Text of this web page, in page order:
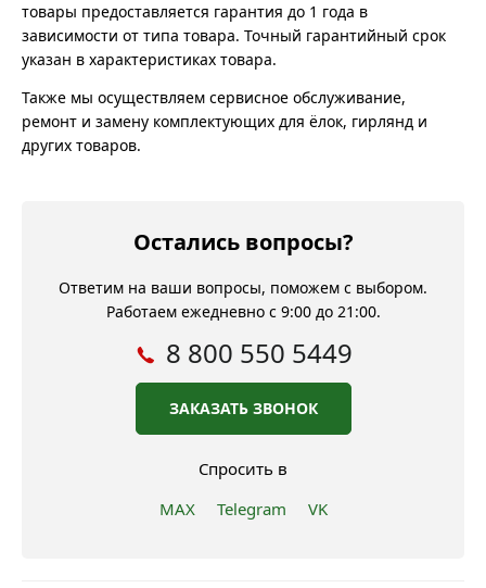
товары предоставляется гарантия до 1 года в
зависимости от типа товара. Точный гарантийный срок
указан в характеристиках товара.
Также мы осуществляем сервисное обслуживание,
ремонт и замену комплектующих для ёлок, гирлянд и
других товаров.
Остались вопросы?
Ответим на ваши вопросы, поможем с выбором.
Работаем ежедневно с 9:00 до 21:00.
8 800 550 5449
ЗАКАЗАТЬ ЗВОНОК
Спросить в
MAX
Telegram VK